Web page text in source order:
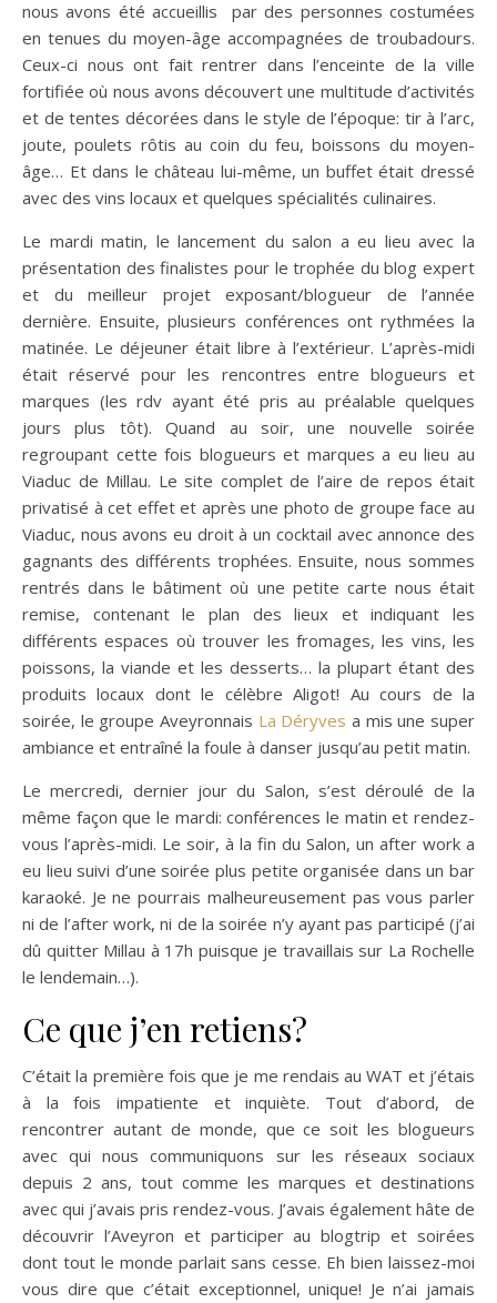
nous avons été accueillis par des personnes costumées
en tenues du moyen-âge accompagnées de troubadours.
Ceux-ci nous ont fait rentrer dans l’enceinte de la ville
fortifiée où nous avons découvert une multitude d’activités
et de tentes décorées dans le style de l’époque: tir à l’arc,
joute, poulets rôtis au coin du feu, boissons du moyen-
âge… Et dans le château lui-même, un buffet était dressé
avec des vins locaux et quelques spécialités culinaires.
Le mardi matin, le lancement du salon a eu lieu avec la
présentation des finalistes pour le trophée du blog expert
et du meilleur projet exposant/blogueur de l’année
dernière. Ensuite, plusieurs conférences ont rythmées la
matinée. Le déjeuner était libre à l’extérieur. L’après-midi
était réservé pour les rencontres entre blogueurs et
marques (les rdv ayant été pris au préalable quelques
jours plus tôt). Quand au soir, une nouvelle soirée
regroupant cette fois blogueurs et marques a eu lieu au
Viaduc de Millau. Le site complet de l’aire de repos était
privatisé à cet effet et après une photo de groupe face au
Viaduc, nous avons eu droit à un cocktail avec annonce des
gagnants des différents trophées. Ensuite, nous sommes
rentrés dans le bâtiment où une petite carte nous était
remise, contenant le plan des lieux et indiquant les
différents espaces où trouver les fromages, les vins, les
poissons, la viande et les desserts… la plupart étant des
produits locaux dont le célèbre Aligot! Au cours de la
soirée, le groupe Aveyronnais La Déryves a mis une super
ambiance et entraîné la foule à danser jusqu’au petit matin.
Le mercredi, dernier jour du Salon, s’est déroulé de la
même façon que le mardi: conférences le matin et rendez-
vous l’après-midi. Le soir, à la fin du Salon, un after work a
eu lieu suivi d’une soirée plus petite organisée dans un bar
karaoké. Je ne pourrais malheureusement pas vous parler
ni de l’after work, ni de la soirée n’y ayant pas participé (j’ai
dû quitter Millau à 17h puisque je travaillais sur La Rochelle
le lendemain…).
Ce que j’en retiens?
C’était la première fois que je me rendais au WAT et j’étais
à la fois impatiente et inquiète. Tout d’abord, de
rencontrer autant de monde, que ce soit les blogueurs
avec qui nous communiquons sur les réseaux sociaux
depuis 2 ans, tout comme les marques et destinations
avec qui j’avais pris rendez-vous. J’avais également hâte de
découvrir l’Aveyron et participer au blogtrip et soirées
dont tout le monde parlait sans cesse. Eh bien laissez-moi
vous dire que c’était exceptionnel, unique! Je n’ai jamais